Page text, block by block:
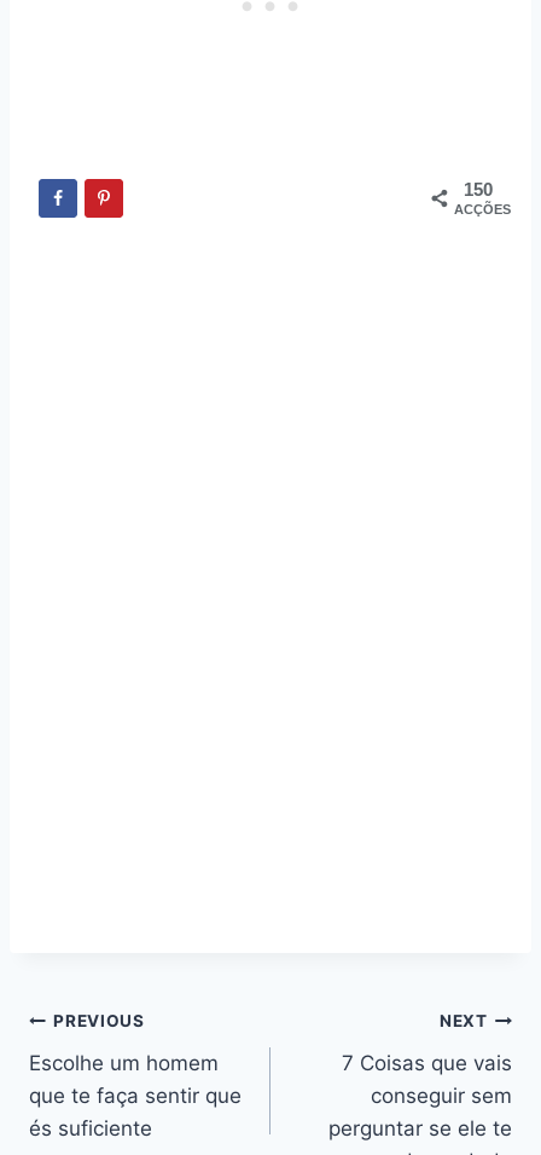
150
ACÇÕES
Navegação
de
artigos
PREVIOUS
Escolhe um homem
que te faça sentir que
és suficiente
NEXT
7 Coisas que vais
conseguir sem
perguntar se ele te